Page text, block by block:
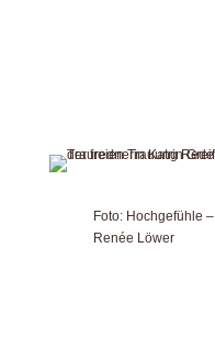
Foto: Hochgefühle –
Renée Löwer